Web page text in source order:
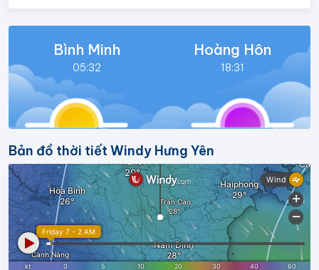
Bình Minh
05:32
Hoàng Hôn
18:31
Bản đồ thời tiết Windy Hưng Yên